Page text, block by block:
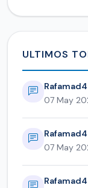
ULTIMOS
07 May
07 May